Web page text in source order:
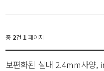
총 2건 1 페이지
보편화된 실내 2.4mm사